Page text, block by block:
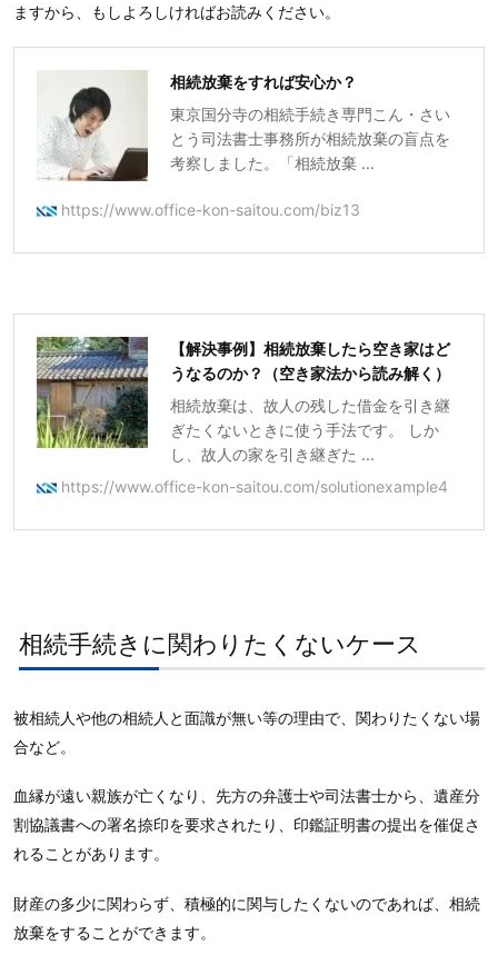
ますから、もしよろしければお読みください。
相続放棄をすれば安心か？
東京国分寺の相続手続き専門こん・さい
とう司法書士事務所が相続放棄の盲点を
考察しました。「相続放棄 ...
https://www.office-kon-saitou.com/biz13
【解決事例】相続放棄したら空き家はど
うなるのか？（空き家法から読み解く）
相続放棄は、故人の残した借金を引き継
ぎたくないときに使う手法です。 しか
し、故人の家を引き継ぎた ...
https://www.office-kon-saitou.com/solutionexample4
相続手続きに関わりたくないケース
被相続人や他の相続人と面識が無い等の理由で、関わりたくない場
合など。
血縁が遠い親族が亡くなり、先方の弁護士や司法書士から、遺産分
割協議書への署名捺印を要求されたり、印鑑証明書の提出を催促さ
れることがあります。
財産の多少に関わらず、積極的に関与したくないのであれば、相続
放棄をすることができます。